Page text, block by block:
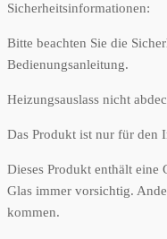
Sicherheitsinformationen:
Bitte beachten Sie die
Bedienungsanleitung.
Heizungsauslass nicht
Das Produkt ist nur für den
Dieses Produkt enthält eine
Glas immer vorsichtig.
kommen.